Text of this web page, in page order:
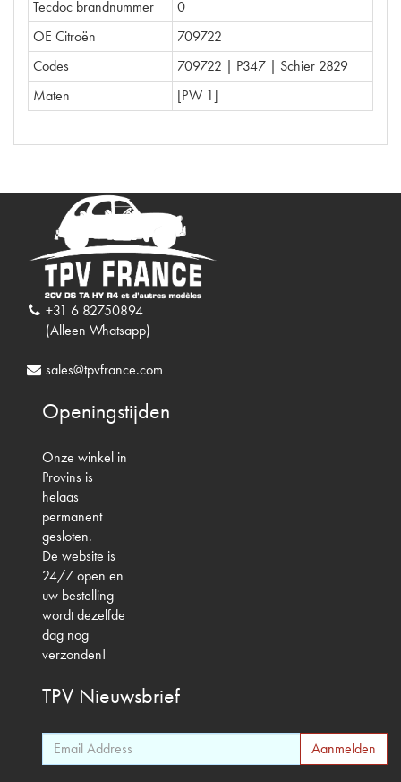
Tecdoc brandnummer
0
OE Citroën
709722
Codes
709722 | P347 | Schier 2829
Maten
[PW 1]
+31 6 82750894
(Alleen Whatsapp)
sales@tpvfrance.com
Openingstijden
Onze winkel in
Provins is
helaas
permanent
gesloten.
De website is
24/7 open en
uw bestelling
wordt dezelfde
dag nog
verzonden!
TPV Nieuwsbrief